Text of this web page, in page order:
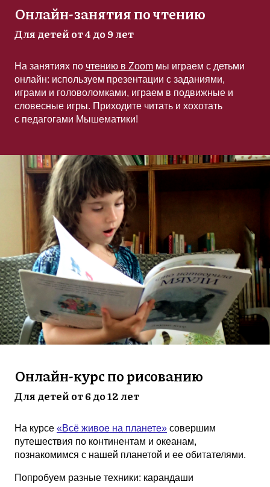
Онлайн-занятия по чтению
Для детей от 4 до 9 лет
На занятиях по чтению в Zoom мы играем с детьми
онлайн: используем презентации с заданиями,
играми и головоломками, играем в подвижные и
словесные игры. Приходите читать и хохотать
с педагогами Мышематики!
Онлайн-курс по рисованию
Для детей от 6 до 12 лет
На курсе «Всё живое на планете» совершим
путешествия по континентам и океанам,
познакомимся с нашей планетой и ее обитателями.
Попробуем разные техники: карандаши